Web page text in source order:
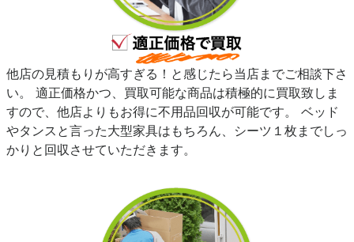
他店の見積もりが高すぎる！と感じたら当店までご相談下さ
い。 適正価格かつ、買取可能な商品は積極的に買取致しま
すので、他店よりもお得に不用品回収が可能です。 ベッド
やタンスと言った大型家具はもちろん、シーツ１枚までしっ
かりと回収させていただきます。